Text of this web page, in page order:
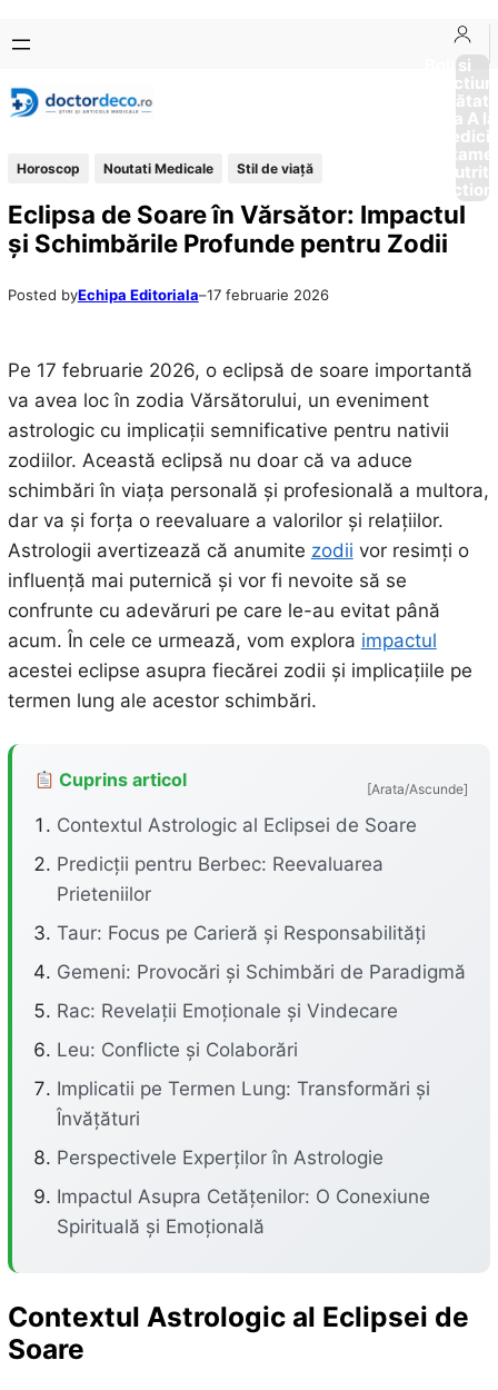
conținut
content
Boli si
Afectiuni
Sănătate
de la A
Horoscop Noutati Medicale Stil de viaţă
Eclipsa de Soare în Vărsător: Impactul
și Schimbările Profunde pentru Zodii
Posted byEchipa Editoriala–17 februarie 2026
Pe 17 februarie 2026, o eclipsă de soare importantă
va avea loc în zodia Vărsătorului, un eveniment
astrologic cu implicații semnificative pentru nativii
zodiilor. Această eclipsă nu doar că va aduce
schimbări în viața personală și profesională a multora,
dar va și forța o reevaluare a valorilor și relațiilor.
Astrologii avertizează că anumite zodii vor resimți o
influență mai puternică și vor fi nevoite să se
confrunte cu adevăruri pe care le-au evitat până
acum. În cele ce urmează, vom explora impactul
acestei eclipse asupra fiecărei zodii și implicațiile pe
termen lung ale acestor schimbări.
Cuprins articol [Arata/Ascunde]
Contextul Astrologic al Eclipsei de Soare
Predicții pentru Berbec: Reevaluarea
Prieteniilor
Taur: Focus pe Carieră și Responsabilități
Gemeni: Provocări și Schimbări de Paradigmă
Rac: Revelații Emoționale și Vindecare
Leu: Conflicte și Colaborări
Implicatii pe Termen Lung: Transformări și
Învățături
Perspectivele Experților în Astrologie
Impactul Asupra Cetățenilor: O Conexiune
Spirituală și Emoțională
Contextul Astrologic al Eclipsei de
Soare